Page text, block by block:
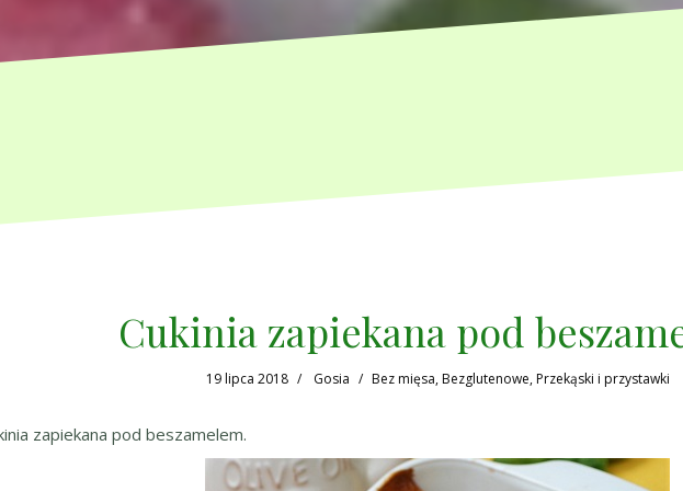
Cukinia zapiekana pod
19 lipca 2018 Gosia Bez mięsa,Bezglutenowe,Przekąski i przystawki
zapiekana pod beszamelem.